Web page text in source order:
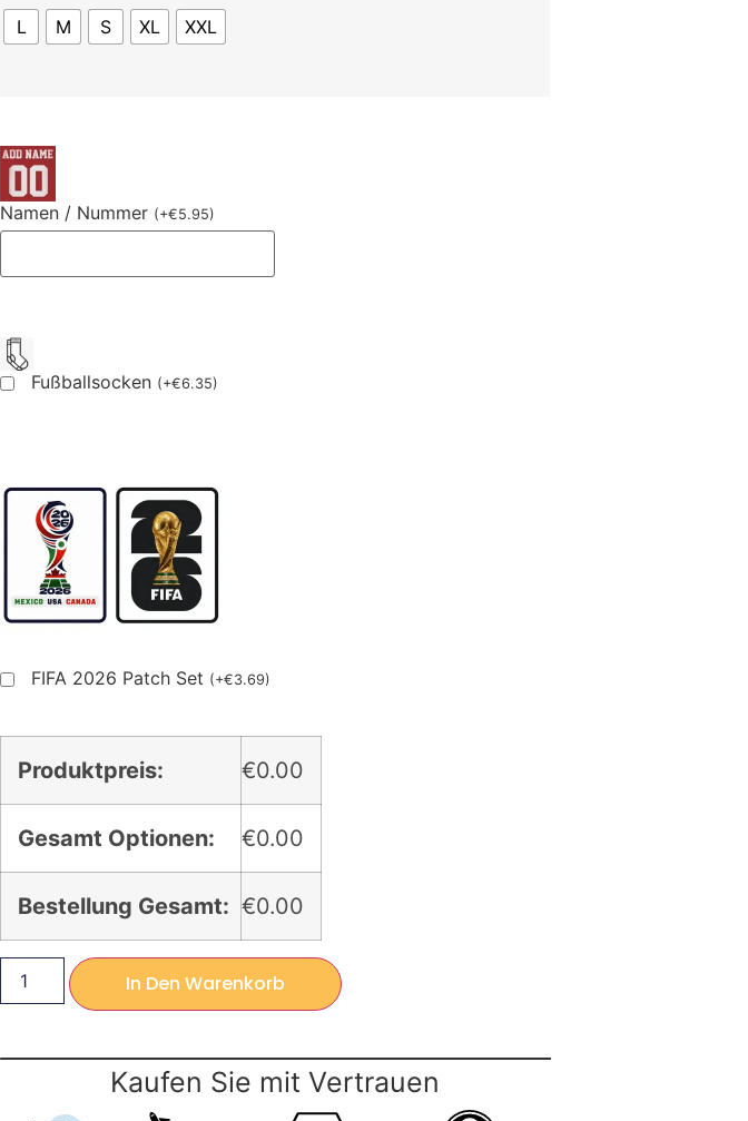
L M S XL XXL
Namen / Nummer (+€5.95)
Fußballsocken (+€6.35)
FIFA 2026 Patch Set (+€3.69)
Produktpreis: €0.00
Gesamt Optionen: €0.00
Bestellung Gesamt: €0.00
In Den Warenkorb
Kaufen Sie mit Vertrauen